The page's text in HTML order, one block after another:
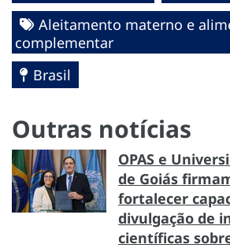
Aleitamento materno e
complementar
Brasil
Outras notícias
OPAS e
de Goiás
fortalecer
divulgação de
científicas